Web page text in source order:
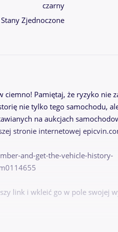
czarny
Stany Zjednoczone
Pamiętaj, że ryzyko nie
nie tylko tego samochodu,
na aukcjach
stronie internetowej
and-get-the-vehicle-history-
link i wkleić go w pole swojej